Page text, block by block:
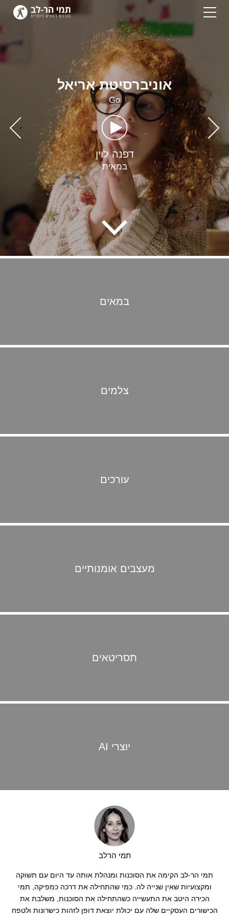
אוניברסיטת אריאל
Go
דפנה לוין
במאית
‹
›
במאים
צלמים
עורכים
מעצבים אומנותיים
תסריטאים
יוצרי AI
תמי הרלב
תמי הר-לב הקימה את הסוכנות ומנהלת אותה עד היום עם תשוקה
ומקצועיות שאין שנייה לה. כמי שהתחילה את דרכה כמפיקה, תמי
הכירה היטב את התעשייה כשהתחילה את הסוכנות, משלבת את
הכישורים העסקיים שלה עם יכולת יוצאת דופן לזהות כישרונות ולטפח